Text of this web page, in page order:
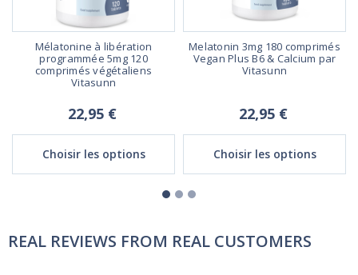
Mélatonine à libération
programmée 5mg 120
comprimés végétaliens
Vitasunn
22,95 €
Choisir les options
Melatonin 3mg 180 comprimés
Vegan Plus B6 & Calcium par
Vitasunn
22,95 €
Choisir les options
REAL REVIEWS FROM REAL CUSTOMERS